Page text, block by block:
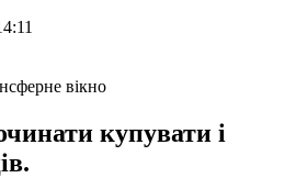
купувати і